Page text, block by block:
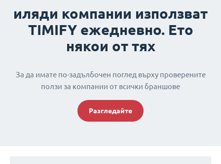
иляди компании използват
TIMIFY ежедневно. Ето
някои от тях
За да имате по-задълбочен поглед върху проверените
ползи за компании от всички браншове
Разгледайте